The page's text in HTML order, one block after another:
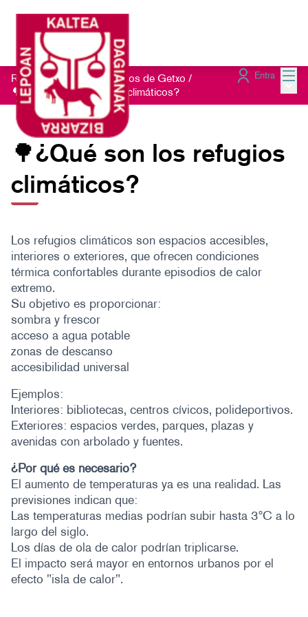
Entra
Red de Refugios Climáticos de Getxo /
🌳¿Qué son los refugios climáticos?
🌳¿Qué son los refugios
climáticos?
Los refugios climáticos son espacios accesibles,
interiores o exteriores, que ofrecen condiciones
térmica confortables durante episodios de calor
extremo.
Su objetivo es proporcionar:
sombra y frescor
acceso a agua potable
zonas de descanso
accesibilidad universal
Ejemplos:
Interiores: bibliotecas, centros cívicos, polideportivos.
Exteriores: espacios verdes, parques, plazas y
avenidas con arbolado y fuentes.
¿Por qué es necesario?
El aumento de temperaturas ya es una realidad. Las
previsiones indican que:
Las temperaturas medias podrían subir hasta 3ºC a lo
largo del siglo.
Los días de ola de calor podrían triplicarse.
El impacto será mayor en entornos urbanos por el
efecto "isla de calor".